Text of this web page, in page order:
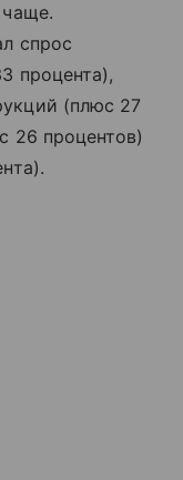
спрос
процента),
(плюс 27
26 процентов)